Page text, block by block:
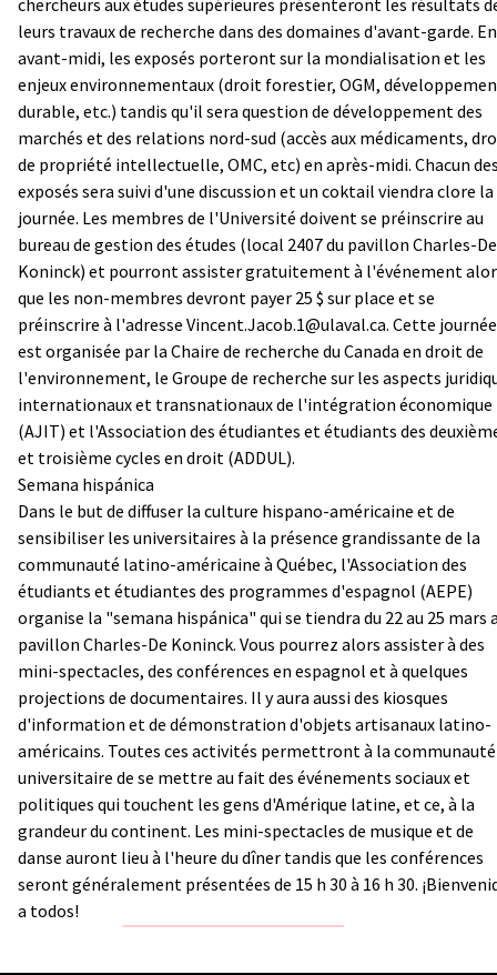
leurs travaux de recherche dans des domaines d'avant-garde. En
avant-midi, les exposés porteront sur la mondialisation et les
enjeux environnementaux (droit forestier, OGM,
durable, etc.) tandis qu'il sera question de développement des
marchés et des relations nord-sud (accès aux médicaments,
de propriété intellectuelle, OMC, etc) en après-midi. Chacun
exposés sera suivi d'une discussion et un coktail viendra clore la
journée. Les membres de l'Université doivent se préinscrire au
bureau de gestion des études (local 2407 du pavillon Charles-De
Koninck) et pourront assister gratuitement à l'événement
que les non-membres devront payer 25 $ sur place et se
préinscrire à l'adresse Vincent.Jacob.1@ulaval.ca. Cette journée
est organisée par la Chaire de recherche du Canada en droit de
l'environnement, le Groupe de recherche sur les aspects
internationaux et transnationaux de l'intégration économique
(AJIT) et l'Association des étudiantes et étudiants des
et troisième cycles en droit (ADDUL).
Semana hispánica
Dans le but de diffuser la culture hispano-américaine et de
sensibiliser les universitaires à la présence grandissante de la
communauté latino-américaine à Québec, l'Association des
étudiants et étudiantes des programmes d'espagnol (AEPE)
organise la "semana hispánica" qui se tiendra du 22 au 25 mars
pavillon Charles-De Koninck. Vous pourrez alors assister à des
mini-spectacles, des conférences en espagnol et à quelques
projections de documentaires. Il y aura aussi des kiosques
d'information et de démonstration d'objets artisanaux latino-
américains. Toutes ces activités permettront à la communauté
universitaire de se mettre au fait des événements sociaux et
politiques qui touchent les gens d'Amérique latine, et ce, à la
grandeur du continent. Les mini-spectacles de musique et de
danse auront lieu à l'heure du dîner tandis que les conférences
seront généralement présentées de 15 h 30 à 16 h 30.
a todos!